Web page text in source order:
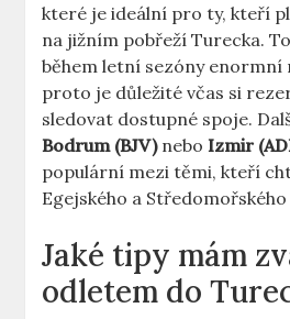
které je ideální pro ty, kteří
na jižním pobřeží Turecka.
během letní sezóny
proto je důležité včas si
sledovat dostupné spoje.
Bodrum (BJV)neboIzmir
populární mezi těmi, kteří
Egejského a
Jaké tipy mám
odletem do